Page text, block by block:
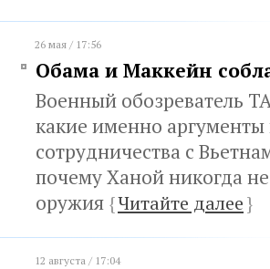
26 мая / 17:56
Обама и Маккейн
Военный обозреватель
какие именно
сотрудничества с
почему Ханой никогда
оружия {Читайте далее}
12 августа / 17:04